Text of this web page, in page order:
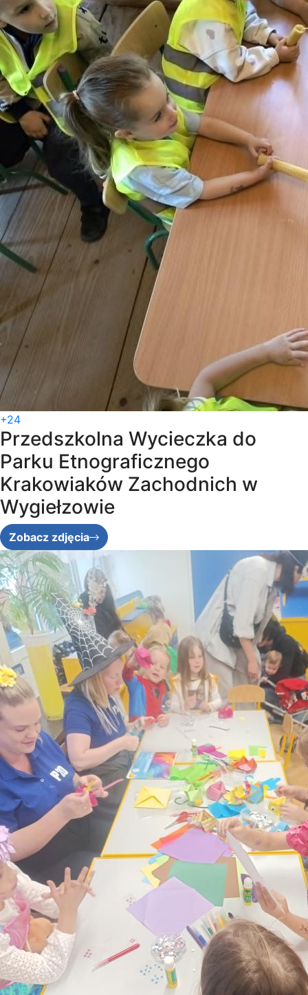
+24
Przedszkolna Wycieczka do
Parku Etnograficznego
Krakowiaków Zachodnich w
Wygiełzowie
Zobacz zdjęcia